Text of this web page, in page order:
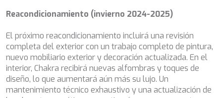
Reacondicionamiento (invierno 2024-2025)
El próximo reacondicionamiento incluirá una revisión
completa del exterior con un trabajo completo de pintura,
nuevo mobiliario exterior y decoración actualizada. En el
interior, Chakra recibirá nuevas alfombras y toques de
diseño, lo que aumentará aún más su lujo. Un
mantenimiento técnico exhaustivo y una actualización de
BLEU DE NIMES
BLUE TIME
CALA DI LUNA
CALADAN
CALMA
CALYPSO I
CANER IV
deberá tener en cuenta que dicha acción podrá ocasionar
dificultades de navegación de la página web.
Analíticas y personalización
Permiten realizar el seguimiento y análisis del
comportamiento de los usuarios de este sitio web. La
información recogida mediante este tipo de cookies se
utiliza en la medición de la actividad de la web para la
elaboración de perfiles de navegación de los usuarios con